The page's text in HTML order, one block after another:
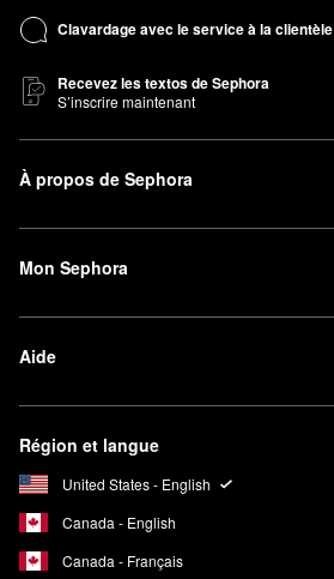
Clavardage avec le service à la clientèle
Recevez les textos de Sephora
S’inscrire maintenant
À propos de Sephora
Mon Sephora
Aide
Région et langue
United States - English
Canada - English
Canada - Français